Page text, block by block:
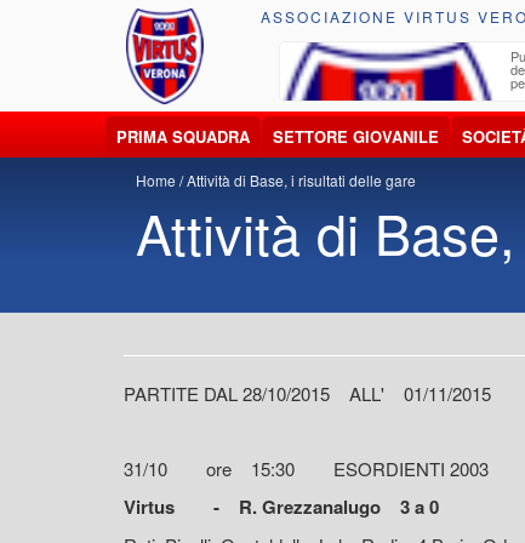
ASSOCIAZIONE VIRTUS
trasporto, smaltimento e recupero di
PRIMA SQUADRA SETTORE GIOVANILE
Home Attività di Base, i risultati delle gare
Attività di
PARTITE DAL 28/10/2015 ALL' 01/11/2015
31/10 ore 15:30 ESORDIENTI 2003
Virtus - R. Grezzanalugo 3 a 0